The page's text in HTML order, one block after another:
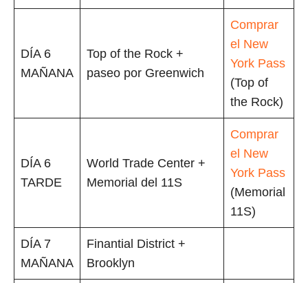
DÍA 6
MAÑANA
Top of the Rock +
paseo por Greenwich
Comprar
el New
York Pass
(Top of
the Rock)
DÍA 6
TARDE
World Trade Center +
Memorial del 11S
Comprar
el New
York Pass
(Memorial
11S)
DÍA 7
MAÑANA
Finantial District +
Brooklyn